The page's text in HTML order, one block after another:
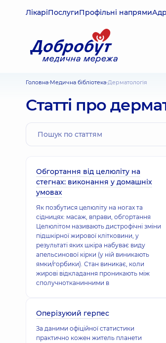
ЛікаріПослугиПрофільні напрями
Головна Медична бібліотека Дерматологія
Статті про
Обгортання від целюліту на
стегнах: виконання у домашніх
умовах
Як позбутися целюліту на ногах та
сідницях: масаж, вправи, обгортання
Целюлітом називають дистрофічні зміни
підшкірної жирової клітковини, у
результаті яких шкіра набуває виду
апельсинової кірки (у ній виникають
ямки/горбики). Стан виникає, коли
жирові відкладання проникають між
сполучнотканинними в
Оперізуюий герпес
За даними офіційної статистики
практично кожен житель планети